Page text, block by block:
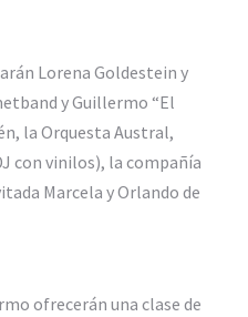
Lorena Goldestein y
y Guillermo “El
la Orquesta Austral,
con vinilos), la compañía
Marcela y Orlando de
ofrecerán una clase de